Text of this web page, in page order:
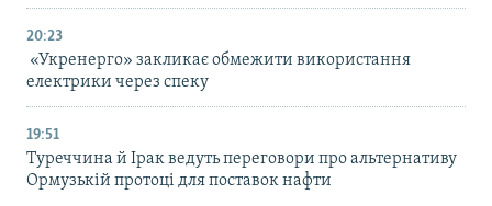
20:23
«Укренерго» закликає обмежити використання
електрики через спеку
19:51
Туреччина й Ірак ведуть переговори про альтернативу
Ормузькій протоці для поставок нафти